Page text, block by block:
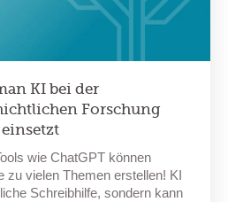
KI bei der
Forschung
einsetzt
wie ChatGPT können
zu vielen Themen erstellen! KI
Schreibhilfe, sondern kann